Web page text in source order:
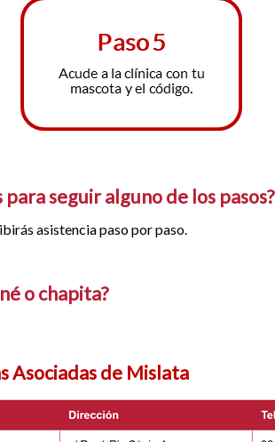
seguir alguno de los pasos?
asistencia paso por paso.
o chapita?
Asociadas de Mislata